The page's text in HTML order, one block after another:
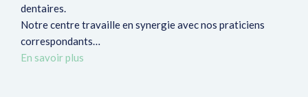
dentaires.
Notre centre travaille en synergie avec nos praticiens
correspondants…
En savoir plus